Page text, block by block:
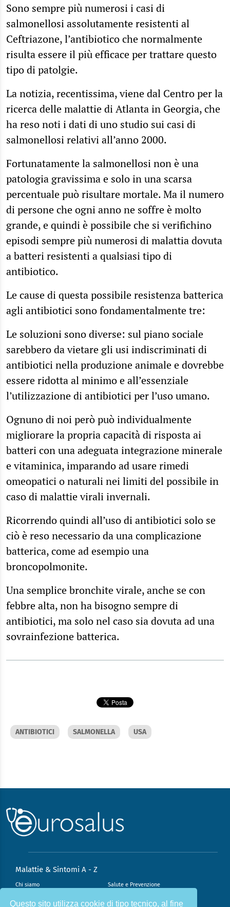
Questo sito utilizza cookie di tipo tecnico, al fine
Sono sempre più numerosi i casi di
salmonellosi assolutamente resistenti al
Ceftriazone, l’antibiotico che normalmente
risulta essere il più efficace per trattare questo
tipo di patolgie.
La notizia, recentissima, viene dal Centro per la
ricerca delle malattie di Atlanta in Georgia, che
ha reso noti i dati di uno studio sui casi di
salmonellosi relativi all’anno 2000.
Fortunatamente la salmonellosi non è una
patologia gravissima e solo in una scarsa
percentuale può risultare mortale. Ma il numero
di persone che ogni anno ne soffre è molto
grande, e quindi è possibile che si verifichino
episodi sempre più numerosi di malattia dovuta
a batteri resistenti a qualsiasi tipo di
antibiotico.
Le cause di questa possibile resistenza batterica
agli antibiotici sono fondamentalmente tre:
Le soluzioni sono diverse: sul piano sociale
sarebbero da vietare gli usi indiscriminati di
antibiotici nella produzione animale e dovrebbe
essere ridotta al minimo e all’essenziale
l’utilizzazione di antibiotici per l’uso umano.
Ognuno di noi però può individualmente
migliorare la propria capacità di risposta ai
batteri con una adeguata integrazione minerale
e vitaminica, imparando ad usare rimedi
omeopatici o naturali nei limiti del possibile in
caso di malattie virali invernali.
Ricorrendo quindi all’uso di antibiotici solo se
ciò è reso necessario da una complicazione
batterica, come ad esempio una
broncopolmonite.
Una semplice bronchite virale, anche se con
febbre alta, non ha bisogno sempre di
antibiotici, ma solo nel caso sia dovuta ad una
sovrainfezione batterica.
ANTIBIOTICI SALMONELLA USA
Malattie & Sintomi A - Z
Chi siamo Salute e Prevenzione
Infiammazione e Allergia Direzione scientifica